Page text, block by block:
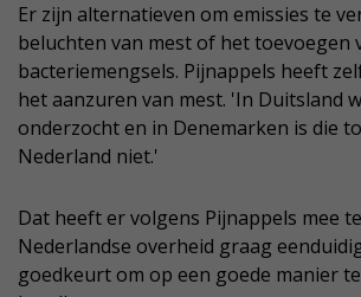
Er zijn alternatieven om emissies te
beluchten van mest of het toevoegen
bacteriemengsels. Pijnappels heeft
het aanzuren van mest. 'In Duitsland
onderzocht en in Denemarken is die
Nederland niet.'
Dat heeft er volgens Pijnappels mee
Nederlandse overheid graag
goedkeurt om op een goede manier